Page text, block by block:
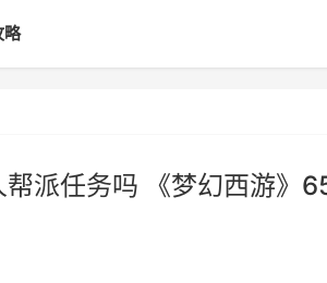
略
帮派任务吗 《梦幻西游》